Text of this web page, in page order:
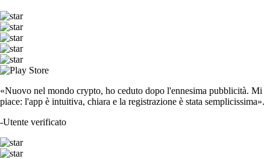
«Nuovo nel mondo crypto, ho ceduto dopo l'ennesima pubblicità. Mi
piace: l'app è intuitiva, chiara e la registrazione è stata semplicissima».
-Utente verificato